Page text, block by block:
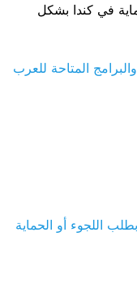
في كندا بشكل
المتاحة للعرب
اللجوء أو الحماية